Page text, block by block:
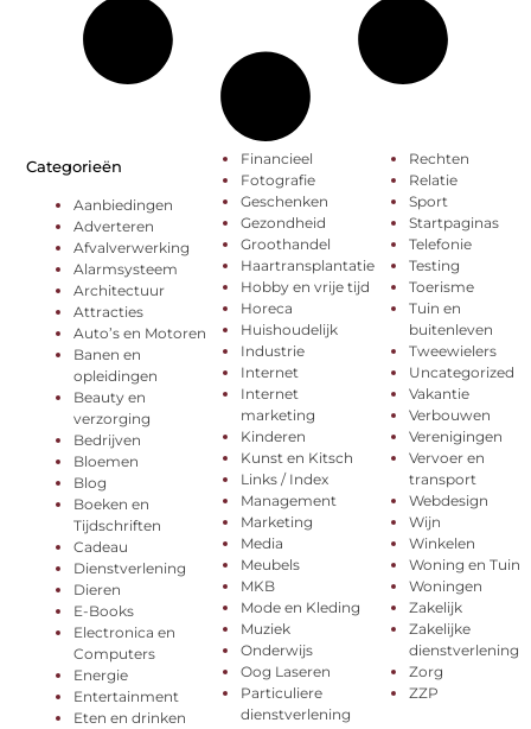
Categorieën
Aanbiedingen
Adverteren
Afvalverwerking
Alarmsysteem
Architectuur
Attracties
Auto’s en Motoren
Banen en
opleidingen
Beauty en
verzorging
Bedrijven
Bloemen
Blog
Boeken en
Tijdschriften
Cadeau
Dienstverlening
Dieren
E-Books
Electronica en
Computers
Energie
Entertainment
Eten en drinken
Financieel
Fotografie
Geschenken
Gezondheid
Groothandel
Haartransplantatie
Hobby en vrije tijd
Horeca
Huishoudelijk
Industrie
Internet
Internet
marketing
Kinderen
Kunst en Kitsch
Links / Index
Management
Marketing
Media
Meubels
MKB
Mode en Kleding
Muziek
Onderwijs
Oog Laseren
Particuliere
dienstverlening
Rechten
Relatie
Sport
Startpaginas
Telefonie
Testing
Toerisme
Tuin en
buitenleven
Tweewielers
Uncategorized
Vakantie
Verbouwen
Verenigingen
Vervoer en
transport
Webdesign
Wijn
Winkelen
Woning en Tuin
Woningen
Zakelijk
Zakelijke
dienstverlening
Zorg
ZZP